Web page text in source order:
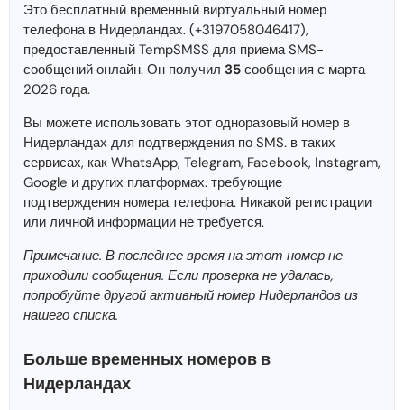
Это бесплатный временный виртуальный номер
телефона в Нидерландах. (+3197058046417),
предоставленный TempSMSS для приема SMS-
сообщений онлайн. Он получил 35 сообщения с марта
2026 года.
Вы можете использовать этот одноразовый номер в
Нидерландах для подтверждения по SMS. в таких
сервисах, как WhatsApp, Telegram, Facebook, Instagram,
Google и других платформах. требующие
подтверждения номера телефона. Никакой регистрации
или личной информации не требуется.
Примечание. В последнее время на этот номер не
приходили сообщения. Если проверка не удалась,
попробуйте другой активный номер Нидерландов из
нашего списка.
Больше временных номеров в
Нидерландах